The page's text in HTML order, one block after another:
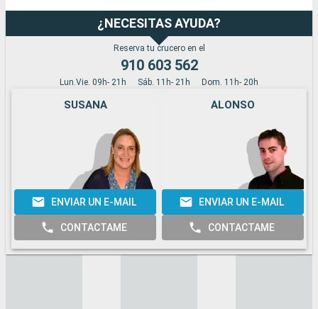
¿NECESITAS AYUDA?
Reserva tu crucero en el
910 603 562
Lun.Vie. 09h- 21h Sáb. 11h- 21h Dom. 11h- 20h
SUSANA
ENVIAR UN E-MAIL
CONTACTAME
ALONSO
ENVIAR UN E-MAIL
CONTACTAME